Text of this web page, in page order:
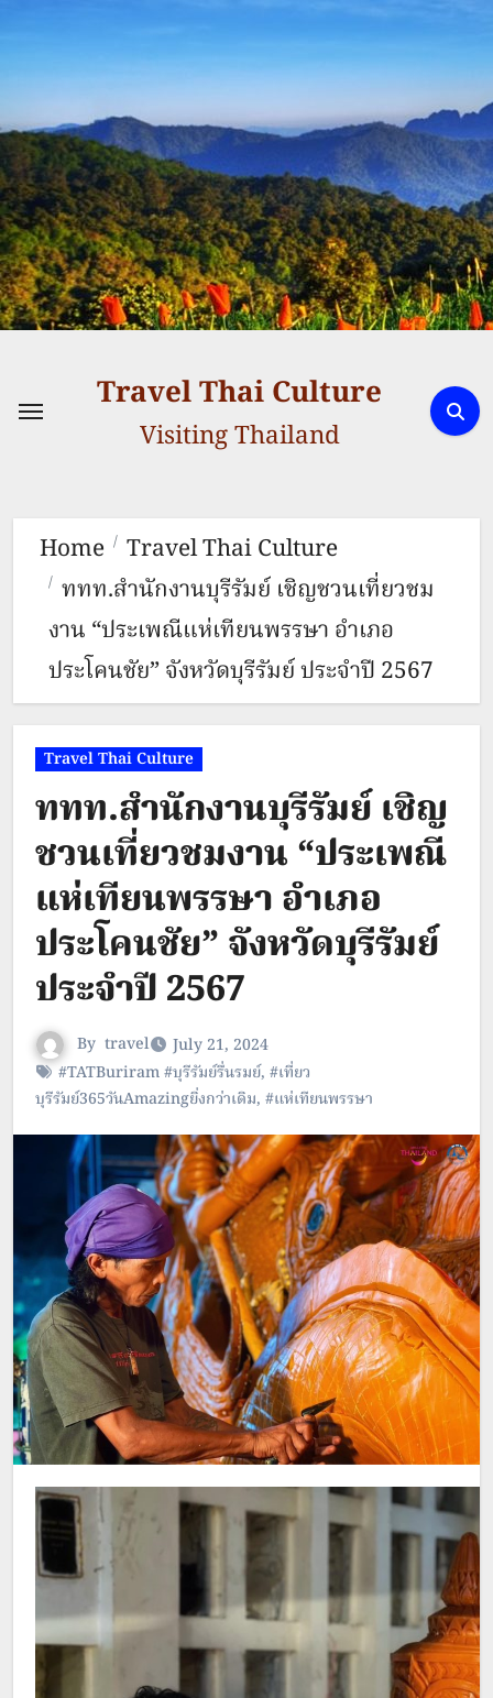
content
Travel Thai Culture
Visiting Thailand
Home
Travel Thai Culture
ททท.สำนักงานบุรีรัมย์ เชิญชวนเที่ยวชม
งาน “ประเพณีแห่เทียนพรรษา อำเภอ
ประโคนชัย” จังหวัดบุรีรัมย์ ประจำปี 2567
Travel Thai Culture
ททท.สำนักงานบุรีรัมย์ เชิญ
ชวนเที่ยวชมงาน “ประเพณี
แห่เทียนพรรษา อำเภอ
ประโคนชัย” จังหวัดบุรีรัมย์
ประจำปี 2567
By travel
July 21, 2024
#TATBuriram #บุรีรัมย์รื่นรมย์, #เที่ยว
บุรีรัมย์365วันAmazingยิ่งกว่าเดิม, #แห่เทียนพรรษา